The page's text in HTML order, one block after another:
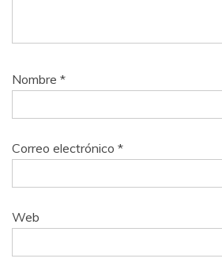
Nombre *
Correo electrónico *
Web